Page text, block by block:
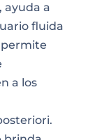
ayuda a
fluida
permite
a los